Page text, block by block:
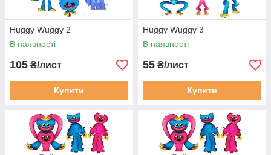
Huggy Wuggy 2
В наявності
105 ₴/лист
Купити
Huggy Wuggy 3
В наявності
55 ₴/лист
Купити